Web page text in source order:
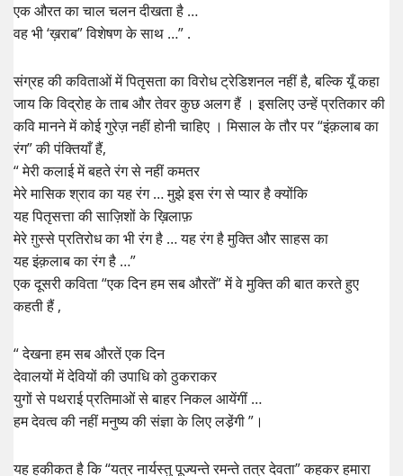
एक औरत का चाल चलन दीखता है …
वह भी ‘ख़राब” विशेषण के साथ …” .
संग्रह की कविताओं में पितृसता का विरोध ट्रेडिशनल नहीं है, बल्कि यूँ कहा
जाय कि विद्रोह के ताब और तेवर कुछ अलग हैं । इसलिए उन्हें प्रतिकार की
कवि मानने में कोई गुरेज़ नहीं होनी चाहिए । मिसाल के तौर पर “इंक़लाब का
रंग” की पंक्तियाँ हैं,
“ मेरी कलाई में बहते रंग से नहीं कमतर
मेरे मासिक श्राव का यह रंग … मुझे इस रंग से प्यार है क्योंकि
यह पितृसत्ता की साज़िशों के ख़िलाफ़
मेरे ग़ुस्से प्रतिरोध का भी रंग है … यह रंग है मुक्ति और साहस का
यह इंक़लाब का रंग है …”
एक दूसरी कविता “एक दिन हम सब औरतें” में वे मुक्ति की बात करते हुए
कहती हैं ,
“ देखना हम सब औरतें एक दिन
देवालयों में देवियों की उपाधि को ठुकराकर
युगों से पथराई प्रतिमाओं से बाहर निकल आयेंगीं …
हम देवत्व की नहीं मनुष्य की संज्ञा के लिए लडे़ंगी ”।
यह हकीकत है कि “यत्र नार्यस्तु पूज्यन्ते रमन्ते तत्र देवता” कहकर हमारा